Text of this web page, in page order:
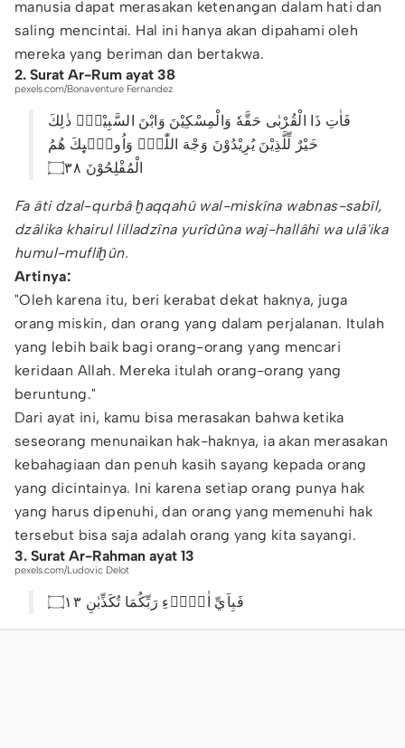
manusia dapat merasakan ketenangan dalam hati dan
saling mencintai. Hal ini hanya akan dipahami oleh
mereka yang beriman dan bertakwa.
2. Surat Ar-Rum ayat 38
pexels.com/Bonaventure Fernandez
فَاٰتِ ذَا الْقُرْبٰى حَقَّهٗ وَالْمِسْكِيْنَ وَابْنَ السَّبِيْلِۗ ذٰلِكَ
خَيْرٌ لِّلَّذِيْنَ يُرِيْدُوْنَ وَجْهَ اللّٰهِۖ وَاُولٰۤىِٕكَ هُمُ
الْمُفْلِحُوْنَ ۝٣٨
Fa âti dzal-qurbâ ḫaqqahû wal-miskîna wabnas-sabîl,
dzâlika khairul lilladzîna yurîdûna waj-hallâhi wa ulâ'ika
humul-mufliḫûn.
Artinya:
"Oleh karena itu, beri kerabat dekat haknya, juga
orang miskin, dan orang yang dalam perjalanan. Itulah
yang lebih baik bagi orang-orang yang mencari
keridaan Allah. Mereka itulah orang-orang yang
beruntung."
Dari ayat ini, kamu bisa merasakan bahwa ketika
seseorang menunaikan hak-haknya, ia akan merasakan
kebahagiaan dan penuh kasih sayang kepada orang
yang dicintainya. Ini karena setiap orang punya hak
yang harus dipenuhi, dan orang yang memenuhi hak
tersebut bisa saja adalah orang yang kita sayangi.
3. Surat Ar-Rahman ayat 13
pexels.com/Ludovic Delot
فَبِاَيِّ اٰلَاۤءِ رَبِّكُمَا تُكَذِّبٰنِ ۝١٣